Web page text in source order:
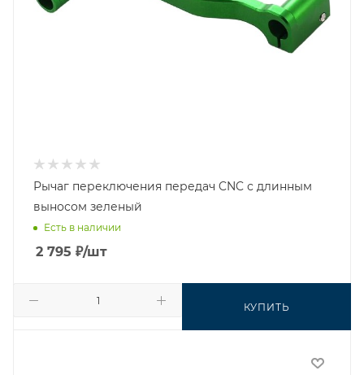
Рычаг переключения передач CNC с длинным
выносом зеленый
Есть в наличии
2 795 ₽/шт
КУПИТЬ